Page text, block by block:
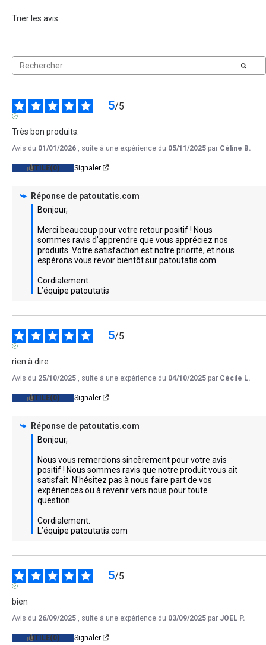
Trier les avis
5/5
Très bon produits.
Avis du 01/01/2026 , suite à une expérience du 05/11/2025 par Céline B.
UTILE(0) Signaler
Réponse de patoutatis.com
Bonjour,
Merci beaucoup pour votre retour positif ! Nous
sommes ravis d'apprendre que vous appréciez nos
produits. Votre satisfaction est notre priorité, et nous
espérons vous revoir bientôt sur patoutatis.com.
Cordialement.
L’équipe patoutatis
5/5
rien à dire
Avis du 25/10/2025 , suite à une expérience du 04/10/2025 par Cécile L.
UTILE(0) Signaler
Réponse de patoutatis.com
Bonjour,
Nous vous remercions sincèrement pour votre avis
positif ! Nous sommes ravis que notre produit vous ait
satisfait. N'hésitez pas à nous faire part de vos
expériences ou à revenir vers nous pour toute
question.
Cordialement.
L’équipe patoutatis.com
5/5
bien
Avis du 26/09/2025 , suite à une expérience du 03/09/2025 par JOEL P.
UTILE(0) Signaler